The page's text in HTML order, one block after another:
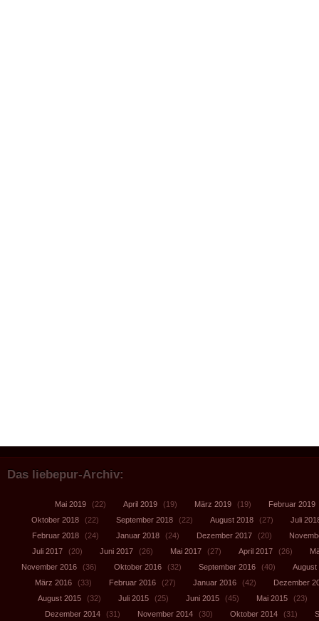
Das liebepur-Archiv:
Mai 2019 (22) April 2019 (19) März 2019 (19) Februar 2019
Oktober 2018
(22) September 2018 (22) August 2018 (27)
Juli
Februar 2018
(24) Januar 2018 (24) Dezember 2017 (20)
Juli 2017
(20) Juni 2017 (26) Mai 2017 (27) April 2017 (26)
November 2016
(36) Oktober 2016 (32) September 2016 (40)
August
März 2016
(33) Februar 2016 (27) Januar 2016 (42)
Dezember
August 2015
(32) Juli 2015 (25) Juni 2015 (45) Mai 2015
(23)
Dezember 2014
(31) November 2014 (30) Oktober 2014 (31)